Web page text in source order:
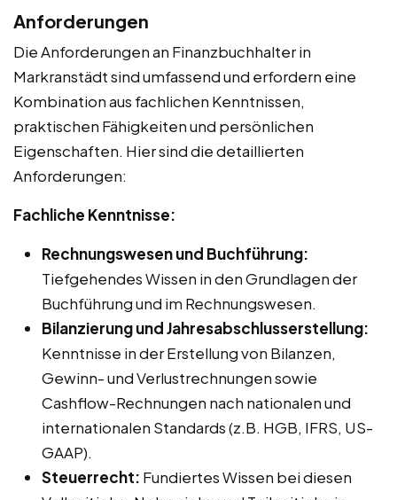
Anforderungen
Die Anforderungen an Finanzbuchhalter in
Markranstädt sind umfassend und erfordern eine
Kombination aus fachlichen Kenntnissen,
praktischen Fähigkeiten und persönlichen
Eigenschaften. Hier sind die detaillierten
Anforderungen:
Fachliche Kenntnisse:
Rechnungswesen und Buchführung:
Tiefgehendes Wissen in den Grundlagen der
Buchführung und im Rechnungswesen.
Bilanzierung und Jahresabschlusserstellung:
Kenntnisse in der Erstellung von Bilanzen,
Gewinn- und Verlustrechnungen sowie
Cashflow-Rechnungen nach nationalen und
internationalen Standards (z.B. HGB, IFRS, US-
GAAP).
Steuerrecht: Fundiertes Wissen bei diesen